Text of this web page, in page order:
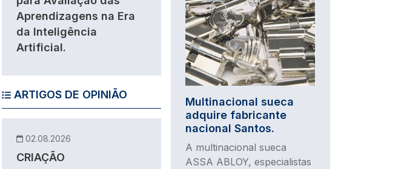
Aprendizagens na Era
da Inteligência
Artificial.
ARTIGOS DE OPINIÃO
02.08.2026
CRIAÇÃO
Multinacional sueca
adquire fabricante
nacional Santos.
A multinacional sueca
ASSA ABLOY, especialistas